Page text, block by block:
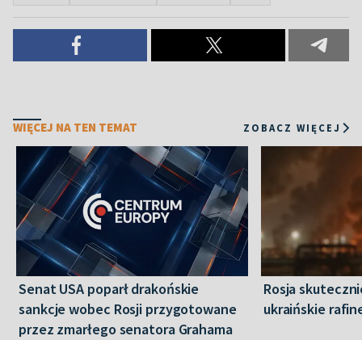
WIĘCEJ NA TEN TEMAT ZOBACZ WIĘCEJ
Senat USA poparł drakońskie
sankcje wobec Rosji przygotowane
przez zmarłego senatora Grahama
Rosja
ukraińskie